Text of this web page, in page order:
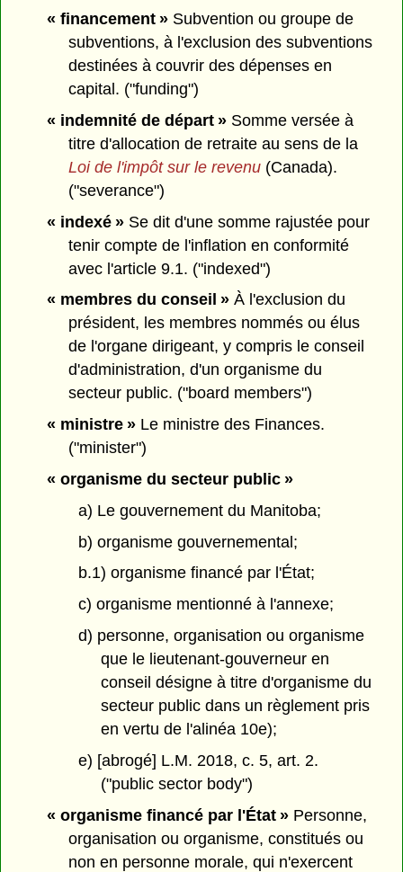
« financement »Subvention ou groupe de
subventions, à l'exclusion des subventions
destinées à couvrir des dépenses en
capital. ("funding")
« indemnité de départ »Somme versée à
titre d'allocation de retraite au sens de la
Loi de l'impôt sur le revenu (Canada).
("severance")
« indexé »Se dit d'une somme rajustée pour
tenir compte de l'inflation en conformité
avec l'article 9.1. ("indexed")
« membres du conseil »À l'exclusion du
président, les membres nommés ou élus
de l'organe dirigeant, y compris le conseil
d'administration, d'un organisme du
secteur public. ("board members")
« ministre » Le ministre des Finances.
("minister")
« organisme du secteur public »
a) Le gouvernement du Manitoba;
b) organisme gouvernemental;
b.1) organisme financé par l'État;
c) organisme mentionné à l'annexe;
d) personne, organisation ou organisme
que le lieutenant-gouverneur en
conseil désigne à titre d'organisme du
secteur public dans un règlement pris
en vertu de l'alinéa 10e);
e) [abrogé] L.M. 2018, c. 5, art. 2.
("public sector body")
« organisme financé par l'État »Personne,
organisation ou organisme, constitués ou
non en personne morale, qui n'exercent